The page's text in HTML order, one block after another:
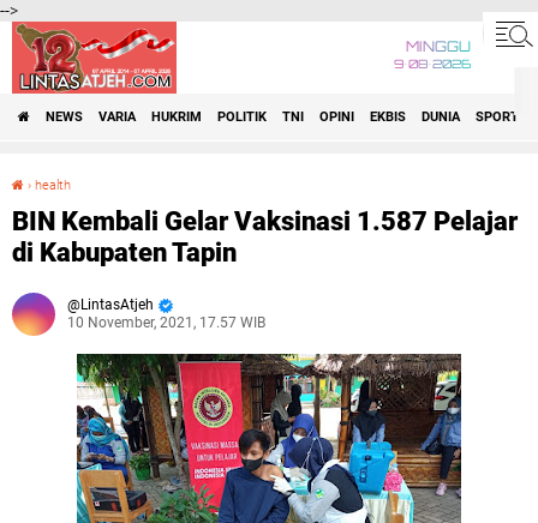
-->
MINGGU
9•08•2026
NEWS VARIA HUKRIM POLITIK TNI OPINI EKBIS DUNIA SPORT
› health
BIN Kembali Gelar Vaksinasi 1.587 Pelajar
di Kabupaten Tapin
LintasAtjeh
10 November, 2021, 17.57 WIB